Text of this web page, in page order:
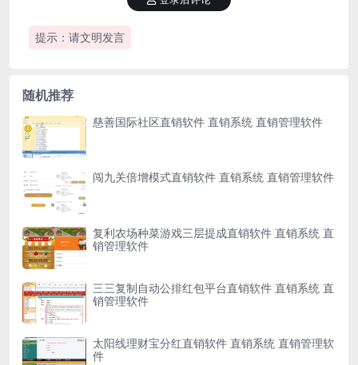
提示：请文明发言
随机推荐
慈善国际社区直销软件 直销系统 直销管理软件
闯九关倍增模式直销软件 直销系统 直销管理软件
复利农场种菜游戏三层提成直销软件 直销系统 直
销管理软件
三三复制自动公排红包平台直销软件 直销系统 直
销管理软件
太阳线理财宝分红直销软件 直销系统 直销管理软
件